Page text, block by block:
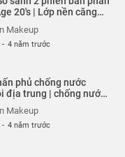
20's | Lớp nền căng
| Nguyên
Makeup
- 4 năm trước
phủ chống nước
địa trung | chống nước
Nguyên Trần Makeup
Makeup
- 4 năm trước